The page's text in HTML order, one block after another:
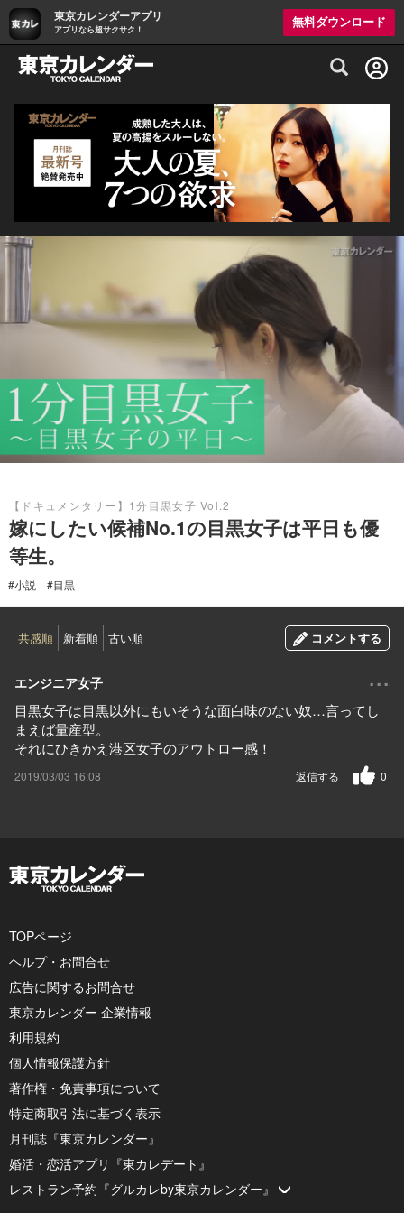
東京カレンダーアプリ
アプリなら超サクサク！
無料ダウンロード
グルメ情報・プレミアムレストラン予約
【ドキュメンタリー】1分目黒女子 Vol.2
嫁にしたい候補No.1の目黒女子は平日も優
等生。
#小説 #目黒
共感順 新着順 古い順 コメントする
エンジニア女子 ...
目黒女子は目黒以外にもいそうな面白味のない奴…言ってし
まえば量産型。
それにひきかえ港区女子のアウトロー感！
2019/03/03 16:08 0
返信する
TOPページ
ヘルプ・お問合せ
広告に関するお問合せ
東京カレンダー 企業情報
利用規約
個人情報保護方針
著作権・免責事項について
特定商取引法に基づく表示
月刊誌『東京カレンダー』
婚活・恋活アプリ『東カレデート』
レストラン予約『グルカレby東京カレンダー』